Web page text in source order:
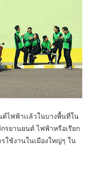
ไฟฟ้าเเล้วในบางพื้นที่ใน
กรยานยนต์ ไฟฟ้าหรือเรียก
ใช้งานในเมืองใหญ่ๆ ใน